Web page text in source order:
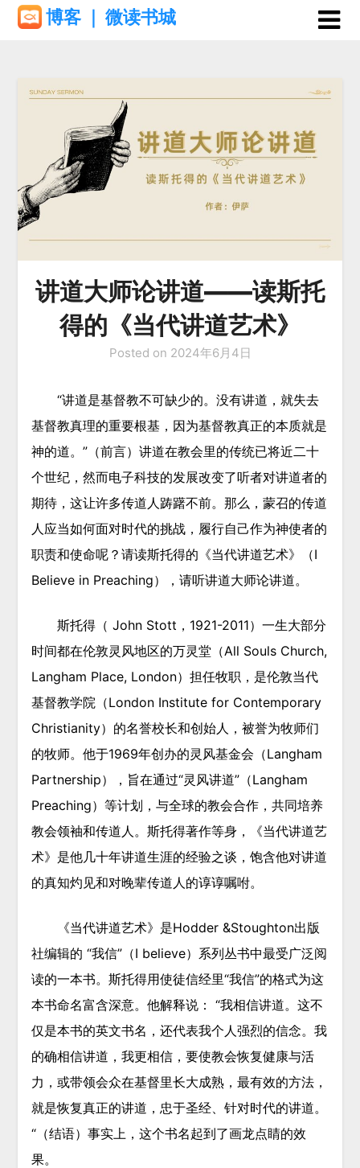
Skip
博客 ｜ 微读书城
讲道大师论讲道——读斯托
得的《当代讲道艺术》
Posted on 2024年6月4日
“讲道是基督教不可缺少的。没有讲道，就失去
基督教真理的重要根基，因为基督教真正的本质就是
神的道。”（前言）讲道在教会里的传统已将近二十
个世纪，然而电子科技的发展改变了听者对讲道者的
期待，这让许多传道人踌躇不前。那么，蒙召的传道
人应当如何面对时代的挑战，履行自己作为神使者的
职责和使命呢？请读斯托得的《当代讲道艺术》（I
Believe in Preaching），请听讲道大师论讲道。
斯托得（ John Stott，1921-2011）一生大部分
时间都在伦敦灵风地区的万灵堂（All Souls Church,
Langham Place, London）担任牧职，是伦敦当代
基督教学院（London Institute for Contemporary
Christianity）的名誉校长和创始人，被誉为牧师们
的牧师。他于1969年创办的灵风基金会（Langham
Partnership），旨在通过“灵风讲道”（Langham
Preaching）等计划，与全球的教会合作，共同培养
教会领袖和传道人。斯托得著作等身，《当代讲道艺
术》是他几十年讲道生涯的经验之谈，饱含他对讲道
的真知灼见和对晚辈传道人的谆谆嘱咐。
《当代讲道艺术》是Hodder &Stoughton出版
社编辑的 “我信”（I believe）系列丛书中最受广泛阅
读的一本书。斯托得用使徒信经里“我信”的格式为这
本书命名富含深意。他解释说： “我相信讲道。这不
仅是本书的英文书名，还代表我个人强烈的信念。我
的确相信讲道，我更相信，要使教会恢复健康与活
力，或带领会众在基督里长大成熟，最有效的方法，
就是恢复真正的讲道，忠于圣经、针对时代的讲道。
“（结语）事实上，这个书名起到了画龙点睛的效
果。